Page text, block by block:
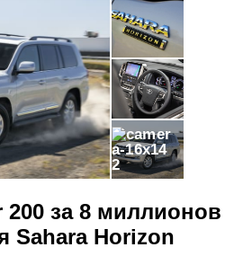
2
200 за 8 миллионов
Sahara Horizon